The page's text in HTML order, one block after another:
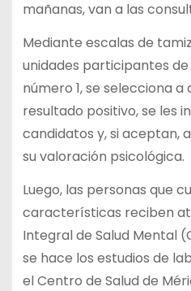
mañanas, van a las
Mediante escalas de
unidades participantes
número 1, se selecciona a
resultado positivo, se les
candidatos y, si aceptan,
su valoración psicológica.
Luego, las personas que
características reciben
Integral de Salud Mental
se hace los estudios de
el Centro de Salud de